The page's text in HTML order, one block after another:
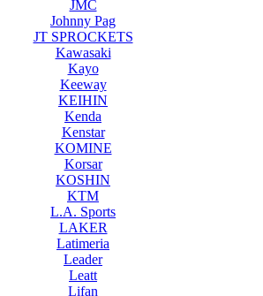
JMC
Johnny Pag
JT SPROCKETS
Kawasaki
Kayo
Keeway
KEIHIN
Kenda
Kenstar
KOMINE
Korsar
KOSHIN
KTM
L.A. Sports
LAKER
Latimeria
Leader
Leatt
Lifan